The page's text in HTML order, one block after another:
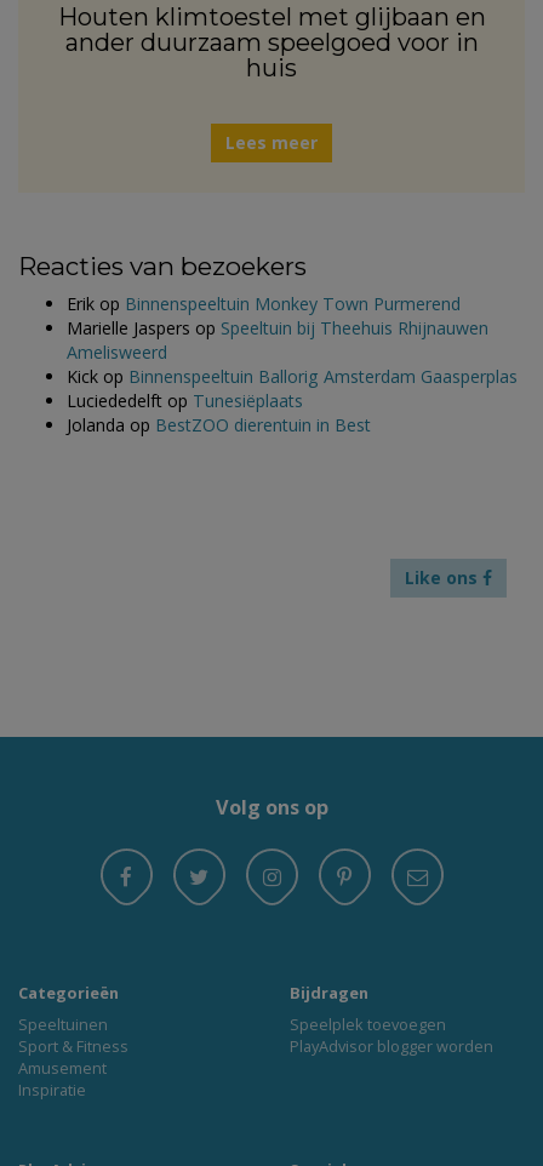
Houten klimtoestel met glijbaan en
ander duurzaam speelgoed voor in
huis
Lees meer
Reacties van bezoekers
Erik op Binnenspeeltuin Monkey Town Purmerend
Marielle Jaspers op Speeltuin bij Theehuis Rhijnauwen
Amelisweerd
Kick op Binnenspeeltuin Ballorig Amsterdam Gaasperplas
Luciededelft op Tunesiëplaats
Jolanda op BestZOO dierentuin in Best
Like ons
Volg ons op
Categorieën
Speeltuinen
Sport & Fitness
Amusement
Inspiratie
Bijdragen
Speelplek toevoegen
PlayAdvisor blogger worden